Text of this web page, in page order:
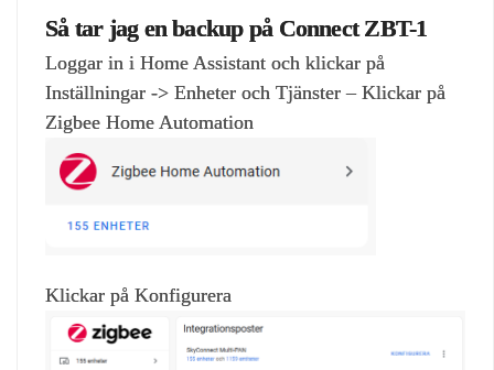
Så tar jag en backup på Connect ZBT-1
Loggar in i Home Assistant och klickar på
Inställningar -> Enheter och Tjänster – Klickar på
Zigbee Home Automation
Klickar på Konfigurera